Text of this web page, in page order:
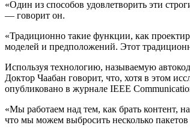
«Один из способов удовлетворить эти
— говорит он.
«Традиционно такие функции, как
моделей и предположений. Этот
Используя технологию, называемую
Доктор Чаабан говорит, что, хотя в этом
опубликовано в журнале IEEE
«Мы работаем над тем, как брать контент,
что мы можем выбросить несколько